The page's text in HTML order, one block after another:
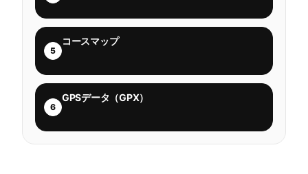
5
コースマップ
6
GPSデータ（GPX）